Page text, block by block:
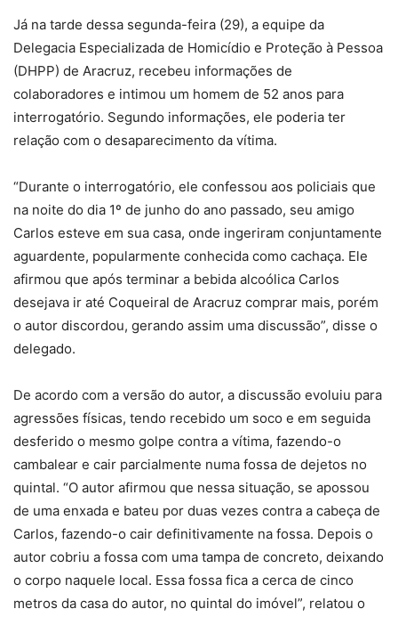
Já na tarde dessa segunda-feira (29), a equipe da
Delegacia Especializada de Homicídio e Proteção à Pessoa
(DHPP) de Aracruz, recebeu informações de
colaboradores e intimou um homem de 52 anos para
interrogatório. Segundo informações, ele poderia ter
relação com o desaparecimento da vítima.
“Durante o interrogatório, ele confessou aos policiais que
na noite do dia 1º de junho do ano passado, seu amigo
Carlos esteve em sua casa, onde ingeriram conjuntamente
aguardente, popularmente conhecida como cachaça. Ele
afirmou que após terminar a bebida alcoólica Carlos
desejava ir até Coqueiral de Aracruz comprar mais, porém
o autor discordou, gerando assim uma discussão”, disse o
delegado.
De acordo com a versão do autor, a discussão evoluiu para
agressões físicas, tendo recebido um soco e em seguida
desferido o mesmo golpe contra a vítima, fazendo-o
cambalear e cair parcialmente numa fossa de dejetos no
quintal. “O autor afirmou que nessa situação, se apossou
de uma enxada e bateu por duas vezes contra a cabeça de
Carlos, fazendo-o cair definitivamente na fossa. Depois o
autor cobriu a fossa com uma tampa de concreto, deixando
o corpo naquele local. Essa fossa fica a cerca de cinco
metros da casa do autor, no quintal do imóvel”, relatou o